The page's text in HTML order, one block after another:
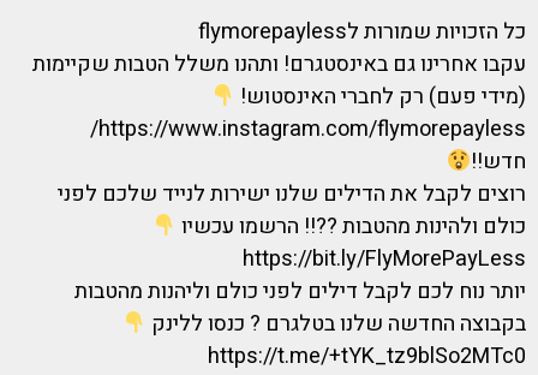
כל הזכויות שמורות לflymorepayless
עקבו אחרינו גם באינסטגרם! ותהנו משלל הטבות שקיימות
(מידי פעם) רק לחברי האינסטוש!
https://www.instagram.com/flymorepayless/
חדש!!
רוצים לקבל את הדילים שלנו ישירות לנייד שלכם לפני
כולם ולהינות מהטבות ??!! הרשמו עכשיו
https://bit.ly/FlyMorePayLess
יותר נוח לכם לקבל דילים לפני כולם וליהנות מהטבות
בקבוצה החדשה שלנו בטלגרם ? כנסו ללינק
https://t.me/+tYK_tz9blSo2MTc0